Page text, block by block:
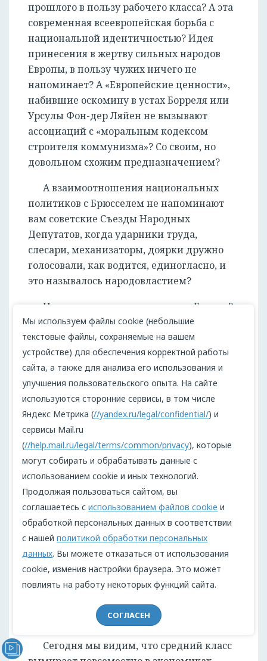
прошлого в пользу рабочего класса? А эта
современная всеевропейская борьба с
национальной идентичностью? Идея
принесения в жертву сильных народов
Европы, в пользу чужих ничего не
напоминает? А «Европейские ценности»,
набившие оскомину в устах Борреля или
Урсулы Фон-дер Ляйен не вызывают
ассоциаций с «моральным кодексом
строителя коммунизма»? Со своим, но
довольном схожим предназначением?
А взаимоотношения национальных
политиков с Брюсселем не напоминают
вам советские Съезды Народных
Депутатов, когда ударники труда,
слесари, механизаторы, доярки дружно
голосовали, как водится, единогласно, и
это называлось народовластием?
Не это же сегодня мы видим в Европе?
И, конечно, никак нельзя игнорировать
главную черту. Что западный глобализм,
что коммунизм не предполагает наличие
среднего класса.
C 1970-х установилась четкая
тенденция на сокращение среднего
класса. Небольшой рывок в конце 2020-х
лишь отклонение (График 1) Диаграмма
2 показывает, что доля среднего класса
в США и Европе будет все более и более
уменьшатся, а пальму первенства
перехватывать Азия и Океания.
Сегодня мы видим, что средний класс
Видеообращение директора Проекта "МЫ" Анжелики
Перовой (Войкиной)
Мы используем файлы cookie (небольшие
текстовые файлы, сохраняемые на вашем
устройстве) для обеспечения корректной работы
сайта, а также для анализа его использования и
улучшения пользовательского опыта. На сайте
используются сторонние сервисы, в том числе
Яндекс Метрика (//yandex.ru/legal/confidential/) и
сервисы Mail.ru
(//help.mail.ru/legal/terms/common/privacy), которые
могут собирать и обрабатывать данные с
использованием cookie и иных технологий.
Продолжая пользоваться сайтом, вы
соглашаетесь сиспользованием файлов cookie и
обработкой персональных данных в соответствии
с нашейполитикой обработки персональных
данных. Вы можете отказаться от использования
cookie, изменив настройки браузера. Это может
повлиять на работу некоторых функций сайта.
СОГЛАСЕН